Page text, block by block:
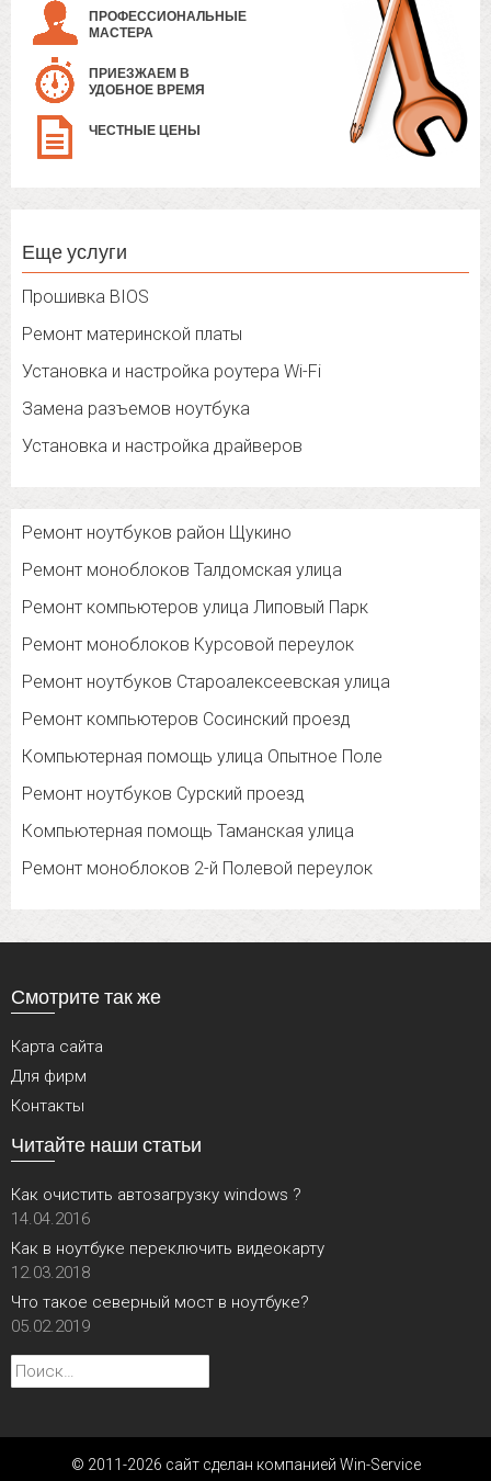
ПРОФЕССИОНАЛЬНЫЕ
МАСТЕРА
ПРИЕЗЖАЕМ В
УДОБНОЕ ВРЕМЯ
ЧЕСТНЫЕ ЦЕНЫ
Еще услуги
Прошивка BIOS
Ремонт материнской платы
Установка и настройка роутера Wi-Fi
Замена разъемов ноутбука
Установка и настройка драйверов
Ремонт ноутбуков район Щукино
Ремонт моноблоков Талдомская улица
Ремонт компьютеров улица Липовый Парк
Ремонт моноблоков Курсовой переулок
Ремонт ноутбуков Староалексеевская улица
Ремонт компьютеров Сосинский проезд
Компьютерная помощь улица Опытное Поле
Ремонт ноутбуков Сурский проезд
Компьютерная помощь Таманская улица
Ремонт моноблоков 2-й Полевой переулок
Смотрите так же
Карта сайта
Для фирм
Контакты
Читайте наши статьи
Как очистить автозагрузку windows ?
14.04.2016
Как в ноутбуке переключить видеокарту
12.03.2018
Что такое северный мост в ноутбуке?
05.02.2019
Найти:
© 2011-2026 сайт сделан компанией Win-Service